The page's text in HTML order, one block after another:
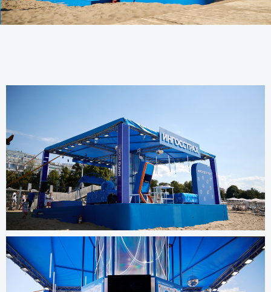
Другие проекты
все проекты